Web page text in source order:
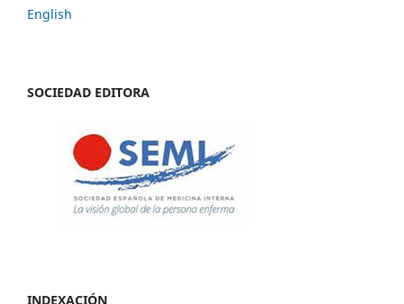
English
SOCIEDAD EDITORA
INDEXACIÓN